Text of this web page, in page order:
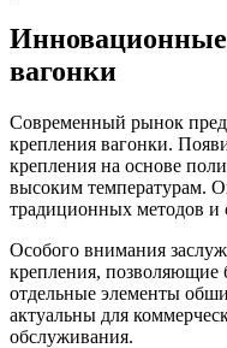
вагонки
Современный рынок
крепления вагонки.
крепления на основе
высоким температурам.
традиционных методов и
Особого внимания
крепления, позволяющие
отдельные элементы
актуальны для
обслуживания.